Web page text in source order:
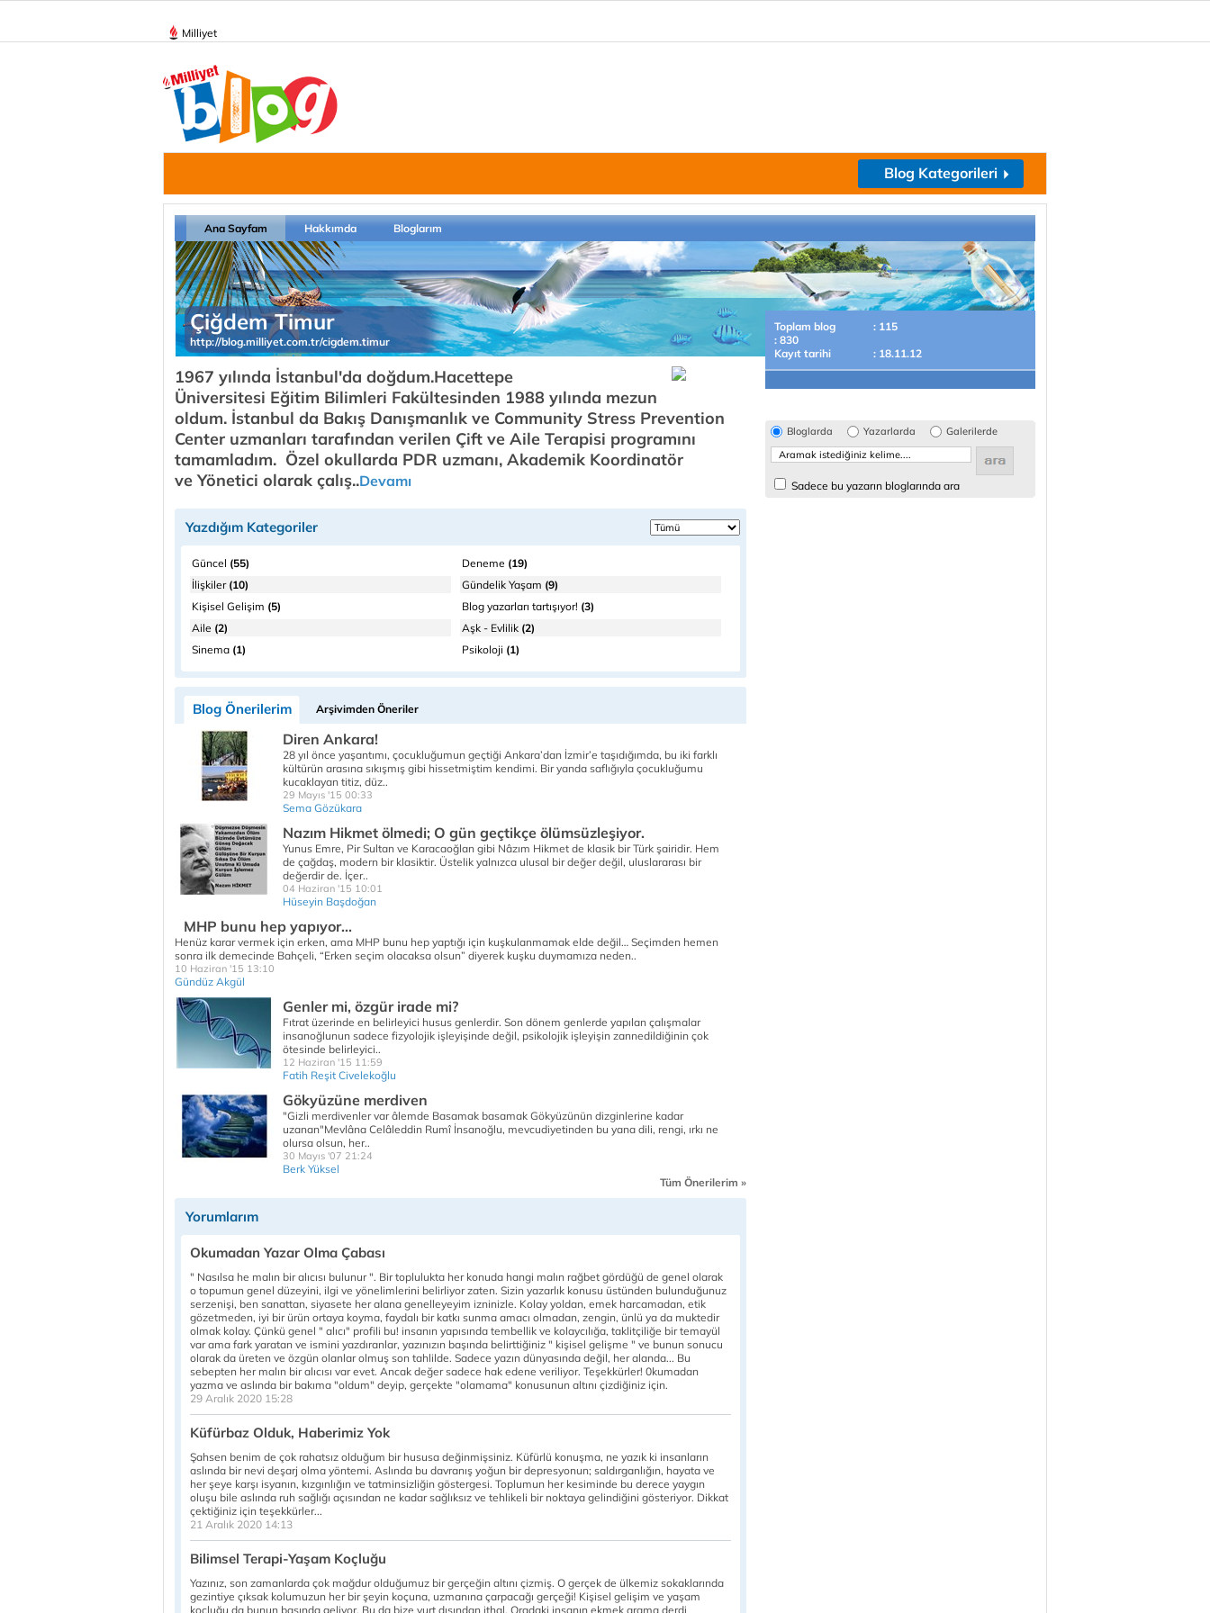
Milliyet
Blog Kategorileri
Ana Sayfam Hakkımda Bloglarım
Çiğdem Timur
http://blog.milliyet.com.tr/cigdem.timur
1967 yılında İstanbul'da doğdum.Hacettepe
Üniversitesi Eğitim Bilimleri Fakültesinden 1988 yılında mezun
oldum. İstanbul da Bakış Danışmanlık ve Community Stress Prevention
Center uzmanları tarafından verilen Çift ve Aile Terapisi programını
tamamladım. Özel okullarda PDR uzmanı, Akademik Koordinatör
ve Yönetici olarak çalış..Devamı
Yazdığım Kategoriler
Güncel (55) Deneme (19)
İlişkiler(10) Gündelik Yaşam (9)
Kişisel Gelişim (5) Blog yazarları tartışıyor! (3)
Aile (2) Aşk - Evlilik (2)
Sinema (1) Psikoloji (1)
Blog Önerilerim Arşivimden Öneriler
Diren Ankara!
28 yıl önce yaşantımı, çocukluğumun geçtiği Ankara’dan İzmir’e taşıdığımda, bu iki farklı
kültürün arasına sıkışmış gibi hissetmiştim kendimi. Bir yanda saflığıyla çocukluğumu
kucaklayan titiz, düz..
29 Mayıs '15 00:33
Sema Gözükara
Nazım Hikmet ölmedi; O gün geçtikçe ölümsüzleşiyor.
Yunus Emre, Pir Sultan ve Karacaoğlan gibi Nâzım Hikmet de klasik bir Türk şairidir. Hem
de çağdaş, modern bir klasiktir. Üstelik yalnızca ulusal bir değer değil, uluslararası bir
değerdir de. İçer..
04 Haziran '15 10:01
Hüseyin Başdoğan
MHP bunu hep yapıyor...
Henüz karar vermek için erken, ama MHP bunu hep yaptığı için kuşkulanmamak elde değil… Seçimden hemen
sonra ilk demecinde Bahçeli, “Erken seçim olacaksa olsun” diyerek kuşku duymamıza neden..
10 Haziran '15 13:10
Gündüz Akgül
Genler mi, özgür irade mi?
Fıtrat üzerinde en belirleyici husus genlerdir. Son dönem genlerde yapılan çalışmalar
insanoğlunun sadece fizyolojik işleyişinde değil, psikolojik işleyişin zannedildiğinin çok
ötesinde belirleyici..
12 Haziran '15 11:59
Fatih Reşit Civelekoğlu
Gökyüzüne merdiven
"Gizli merdivenler var âlemde Basamak basamak Gökyüzünün dizginlerine kadar
uzanan"Mevlâna Celâleddin Rumî İnsanoğlu, mevcudiyetinden bu yana dili, rengi, ırkı ne
olursa olsun, her..
30 Mayıs '07 21:24
Berk Yüksel
Tüm Önerilerim »
Yorumlarım
Okumadan Yazar Olma Çabası
" Nasılsa he malın bir alıcısı bulunur ". Bir toplulukta her konuda hangi malın rağbet gördüğü de genel olarak
o topumun genel düzeyini, ilgi ve yönelimlerini belirliyor zaten. Sizin yazarlık konusu üstünden bulunduğunuz
serzenişi, ben sanattan, siyasete her alana genelleyeyim izninizle. Kolay yoldan, emek harcamadan, etik
gözetmeden, iyi bir ürün ortaya koyma, faydalı bir katkı sunma amacı olmadan, zengin, ünlü ya da muktedir
olmak kolay. Çünkü genel " alıcı" profili bu! insanın yapısında tembellik ve kolaycılığa, taklitçiliğe bir temayül
var ama fark yaratan ve ismini yazdıranlar, yazınızın başında belirttiğiniz " kişisel gelişme " ve bunun sonucu
olarak da üreten ve özgün olanlar olmuş son tahlilde. Sadece yazın dünyasında değil, her alanda... Bu
sebepten her malın bir alıcısı var evet. Ancak değer sadece hak edene veriliyor. Teşekkürler! 0kumadan
yazma ve aslında bir bakıma "oldum" deyip, gerçekte "olamama" konusunun altını çizdiğiniz için.
29 Aralık 2020 15:28
Küfürbaz Olduk, Haberimiz Yok
Şahsen benim de çok rahatsız olduğum bir hususa değinmişsiniz. Küfürlü konuşma, ne yazık ki insanların
aslında bir nevi deşarj olma yöntemi. Aslında bu davranış yoğun bir depresyonun; saldırganlığın, hayata ve
her şeye karşı isyanın, kızgınlığın ve tatminsizliğin göstergesi. Toplumun her kesiminde bu derece yaygın
oluşu bile aslında ruh sağlığı açısından ne kadar sağlıksız ve tehlikeli bir noktaya gelindiğini gösteriyor. Dikkat
çektiğiniz için teşekkürler...
21 Aralık 2020 14:13
Bilimsel Terapi-Yaşam Koçluğu
Yazınız, son zamanlarda çok mağdur olduğumuz bir gerçeğin altını çizmiş. O gerçek de ülkemiz sokaklarında
gezintiye çıksak kolumuzun her bir şeyin koçuna, uzmanına çarpacağı gerçeği! Kişisel gelişim ve yaşam
koçluğu da bunun başında geliyor. Bu da bize yurt dışından ithal. Oradaki insanın ekmek arama derdi
Toplam blog
: 115
: 830
Kayıt tarihi
: 18.11.12
Bloglarda Yazarlarda Galerilerde
Sadece bu yazarın bloglarında ara